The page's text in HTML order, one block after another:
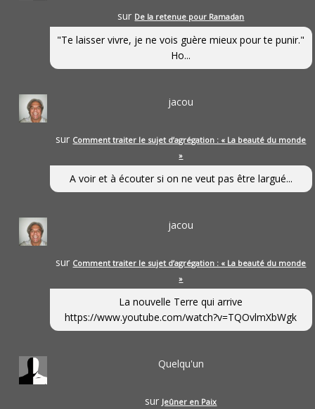
sur De la retenue pour Ramadan
"Te laisser vivre, je ne vois guère mieux pour te punir."
Ho...
jacou
sur Comment traiter le sujet d’agrégation : « La beauté du monde
»
A voir et à écouter si on ne veut pas être largué...
jacou
sur Comment traiter le sujet d’agrégation : « La beauté du monde
»
La nouvelle Terre qui arrive
https://www.youtube.com/watch?v=TQOvlmXbWgk
Quelqu'un
sur Jeûner en Paix